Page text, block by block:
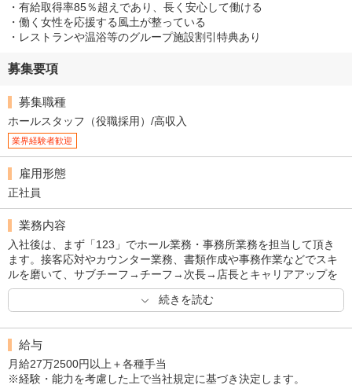
・有給取得率85％超えであり、長く安心して働ける
・働く女性を応援する風土が整っている
・レストランや温浴等のグループ施設割引特典あり
募集要項
募集職種
ホールスタッフ（役職採用）/高収入
業界経験者歓迎
雇用形態
正社員
業務内容
入社後は、まず「123」でホール業務・事務所業務を担当して頂き
ます。接客応対やカウンター業務、書類作成や事務作業などでスキ
ルを磨いて、サブチーフ→チーフ→次長→店長とキャリアアップを
目指しましょう。店長の先にもたくさんのミッションがあなたを待
っています。毎日自分の成長を感じ、楽しみながら仕事をしてくだ
続きを読む
給与
月給27万2500円以上＋各種手当
※経験・能力を考慮した上で当社規定に基づき決定します。